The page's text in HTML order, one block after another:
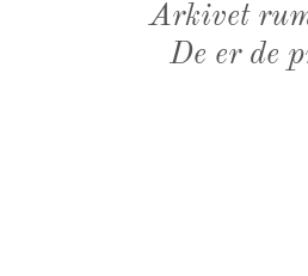
Arkivet
De er de